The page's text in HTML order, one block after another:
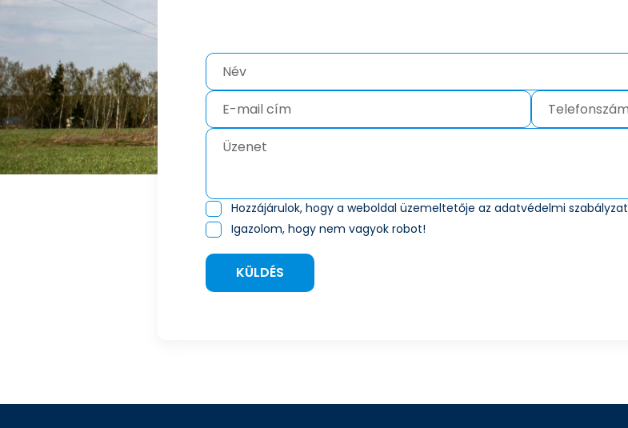
Hozzájárulok, hogy a weboldal üzemeltetője az adatvédelmi szabályzat
Igazolom, hogy nem vagyok robot!
KÜLDÉS